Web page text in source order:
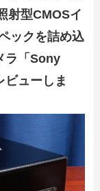
射型CMOSイ
ックを詰め込
ラ「Sony
ビューしま